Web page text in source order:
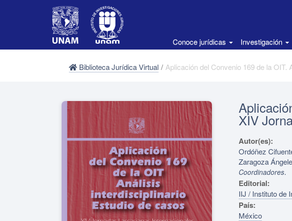
Conoce jurídicas Investigación
Biblioteca Jurídica Virtual /
XIV
Autor(es):
Ordóñez
Zaragoza
Coordinadores.
Editorial:
IIJ / Instituto de
País:
México